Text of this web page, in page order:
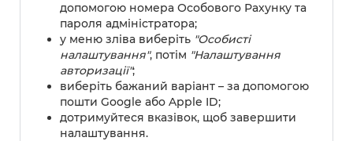
допомогою номера Особового Рахунку та
пароля адміністратора;
у меню зліва виберіть "Особисті
налаштування", потім "Налаштування
авторизації";
виберіть бажаний варіант – за допомогою
пошти Google або Apple ID;
дотримуйтеся вказівок, щоб завершити
налаштування.